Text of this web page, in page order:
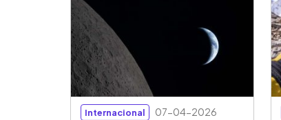
Internacional 07-04-2026